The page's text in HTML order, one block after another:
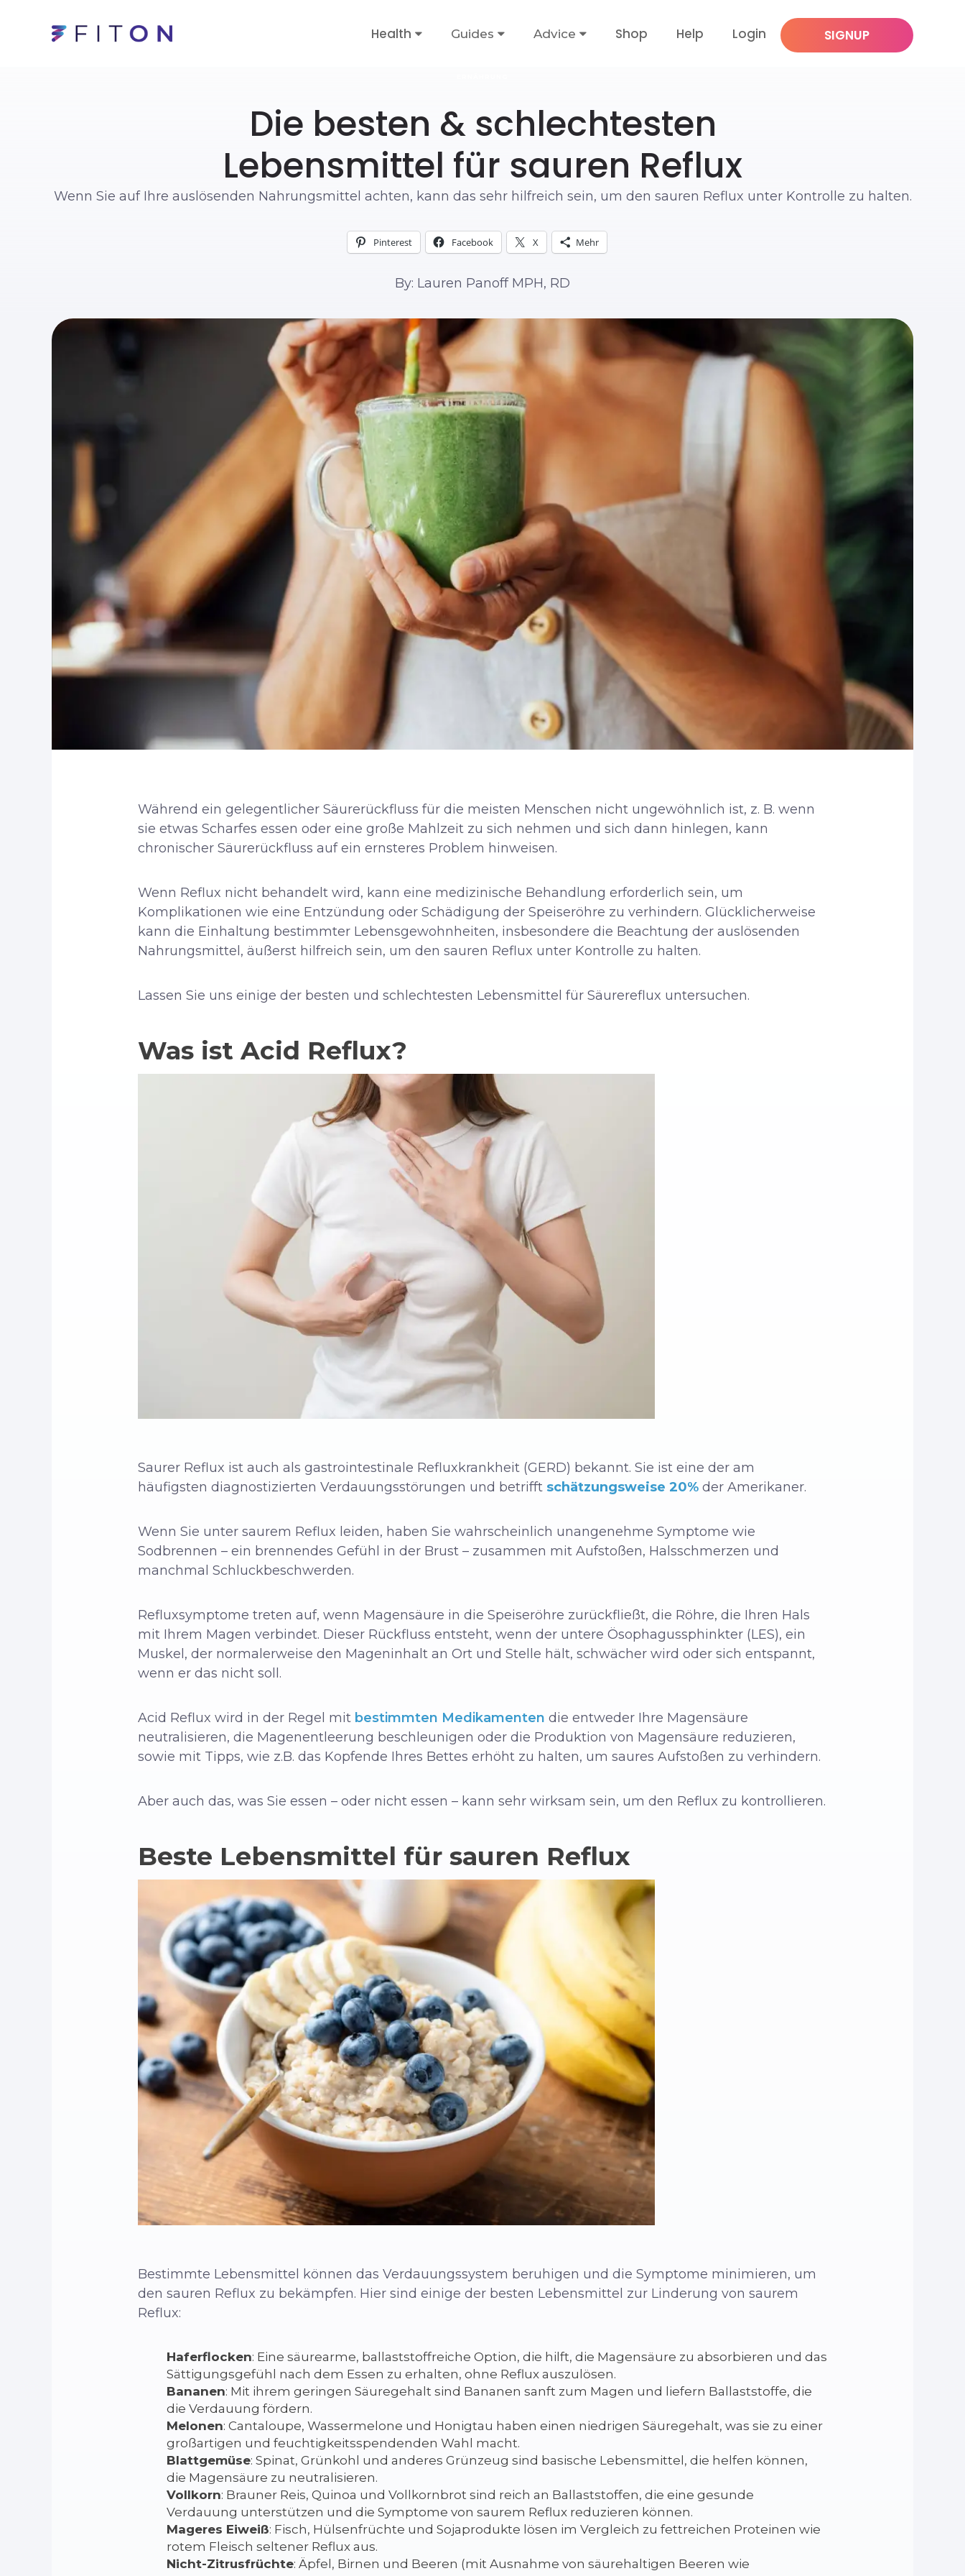
Health Guides Advice Shop Help Login SIGNUP
Die besten & schlechtesten
Lebensmittel für sauren Reflux
Wenn Sie auf Ihre auslösenden Nahrungsmittel achten, kann das sehr hilfreich sein, um den sauren Reflux unter Kontrolle zu halten.
Pinterest Facebook X Mehr
By: Lauren Panoff MPH, RD
Während ein gelegentlicher Säurerückfluss für die meisten Menschen nicht ungewöhnlich ist, z. B. wenn
sie etwas Scharfes essen oder eine große Mahlzeit zu sich nehmen und sich dann hinlegen, kann
chronischer Säurerückfluss auf ein ernsteres Problem hinweisen.
Wenn Reflux nicht behandelt wird, kann eine medizinische Behandlung erforderlich sein, um
Komplikationen wie eine Entzündung oder Schädigung der Speiseröhre zu verhindern. Glücklicherweise
kann die Einhaltung bestimmter Lebensgewohnheiten, insbesondere die Beachtung der auslösenden
Nahrungsmittel, äußerst hilfreich sein, um den sauren Reflux unter Kontrolle zu halten.
Lassen Sie uns einige der besten und schlechtesten Lebensmittel für Säurereflux untersuchen.
Was ist Acid Reflux?
Saurer Reflux ist auch als gastrointestinale Refluxkrankheit (GERD) bekannt. Sie ist eine der am
häufigsten diagnostizierten Verdauungsstörungen und betrifft schätzungsweise 20% der Amerikaner.
Wenn Sie unter saurem Reflux leiden, haben Sie wahrscheinlich unangenehme Symptome wie
Sodbrennen – ein brennendes Gefühl in der Brust – zusammen mit Aufstoßen, Halsschmerzen und
manchmal Schluckbeschwerden.
Refluxsymptome treten auf, wenn Magensäure in die Speiseröhre zurückfließt, die Röhre, die Ihren Hals
mit Ihrem Magen verbindet. Dieser Rückfluss entsteht, wenn der untere Ösophagussphinkter (LES), ein
Muskel, der normalerweise den Mageninhalt an Ort und Stelle hält, schwächer wird oder sich entspannt,
wenn er das nicht soll.
Acid Reflux wird in der Regel mit bestimmten Medikamenten die entweder Ihre Magensäure
neutralisieren, die Magenentleerung beschleunigen oder die Produktion von Magensäure reduzieren,
sowie mit Tipps, wie z.B. das Kopfende Ihres Bettes erhöht zu halten, um saures Aufstoßen zu verhindern.
Aber auch das, was Sie essen – oder nicht essen – kann sehr wirksam sein, um den Reflux zu kontrollieren.
Beste Lebensmittel für sauren Reflux
Bestimmte Lebensmittel können das Verdauungssystem beruhigen und die Symptome minimieren, um
den sauren Reflux zu bekämpfen. Hier sind einige der besten Lebensmittel zur Linderung von saurem
Reflux:
Haferflocken: Eine säurearme, ballaststoffreiche Option, die hilft, die Magensäure zu absorbieren und das
Sättigungsgefühl nach dem Essen zu erhalten, ohne Reflux auszulösen.
Bananen: Mit ihrem geringen Säuregehalt sind Bananen sanft zum Magen und liefern Ballaststoffe, die
die Verdauung fördern.
Melonen: Cantaloupe, Wassermelone und Honigtau haben einen niedrigen Säuregehalt, was sie zu einer
großartigen und feuchtigkeitsspendenden Wahl macht.
Blattgemüse: Spinat, Grünkohl und anderes Grünzeug sind basische Lebensmittel, die helfen können,
die Magensäure zu neutralisieren.
Vollkorn: Brauner Reis, Quinoa und Vollkornbrot sind reich an Ballaststoffen, die eine gesunde
Verdauung unterstützen und die Symptome von saurem Reflux reduzieren können.
Mageres Eiweiß: Fisch, Hülsenfrüchte und Sojaprodukte lösen im Vergleich zu fettreichen Proteinen wie
rotem Fleisch seltener Reflux aus.
Nicht-Zitrusfrüchte: Äpfel, Birnen und Beeren (mit Ausnahme von säurehaltigen Beeren wie